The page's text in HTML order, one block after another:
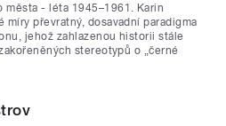
města - léta 1945–1961. Karin
míry převratný, dosavadní paradigma
jehož zahlazenou historii stále
stereotypů o „černé